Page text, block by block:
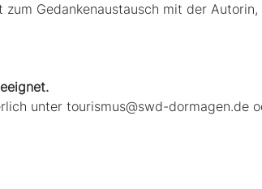
Gedankenaustausch mit der
unter tourismus@swd-dormagen.de